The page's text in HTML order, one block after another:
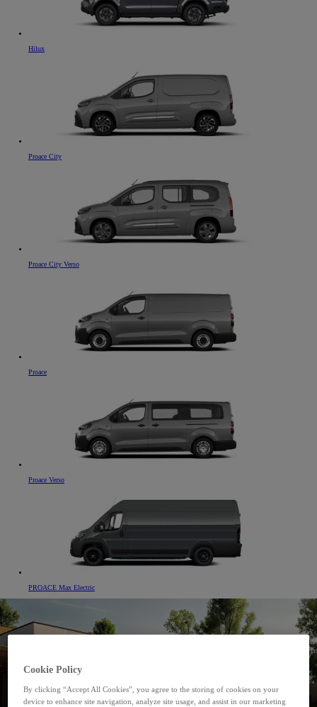
Hilux
Proace City
Proace City Verso
Proace
Proace Verso
PROACE Max Electric
Cookie Policy
By clicking “Accept All Cookies”, you agree to the storing of cookies on your
device to enhance site navigation, analyze site usage, and assist in our marketing